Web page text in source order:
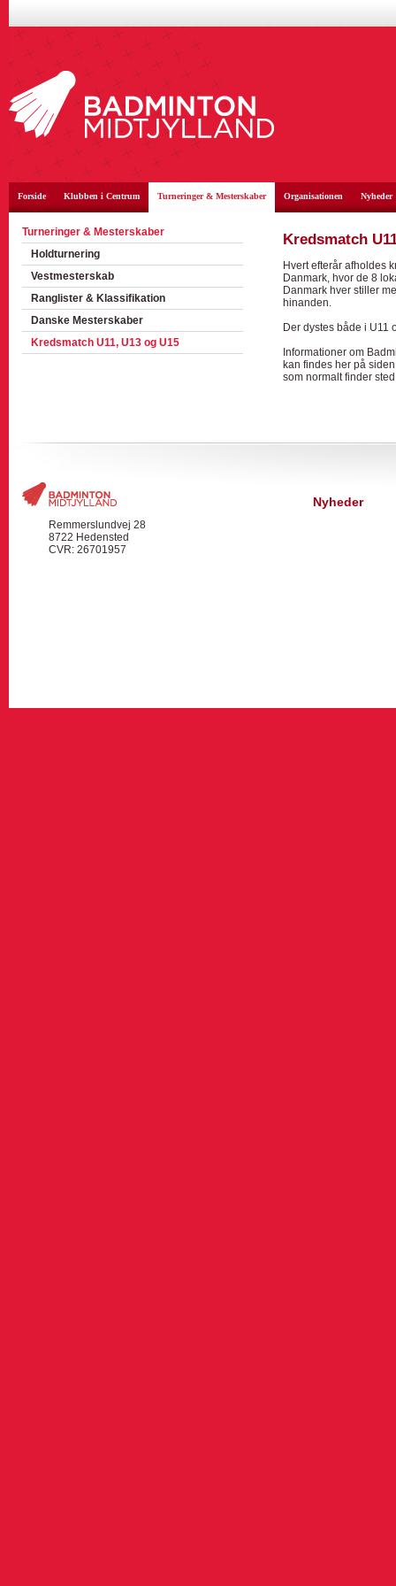
Forside Klubben i Centrum Turneringer & Mesterskaber Organisationen Nyheder
Turneringer & Mesterskaber
Holdturnering
Vestmesterskab
Ranglister & Klassifikation
Danske Mesterskaber
Kredsmatch U11, U13 og U15
Kredsmatch
Hvert efterår afholdes
Danmark, hvor de 8
Danmark hver stiller
hinanden.
Der dystes både i U11
Informationer om
kan findes her på
som normalt finder
Remmerslundvej 28
8722 Hedensted
CVR: 26701957
Nyheder